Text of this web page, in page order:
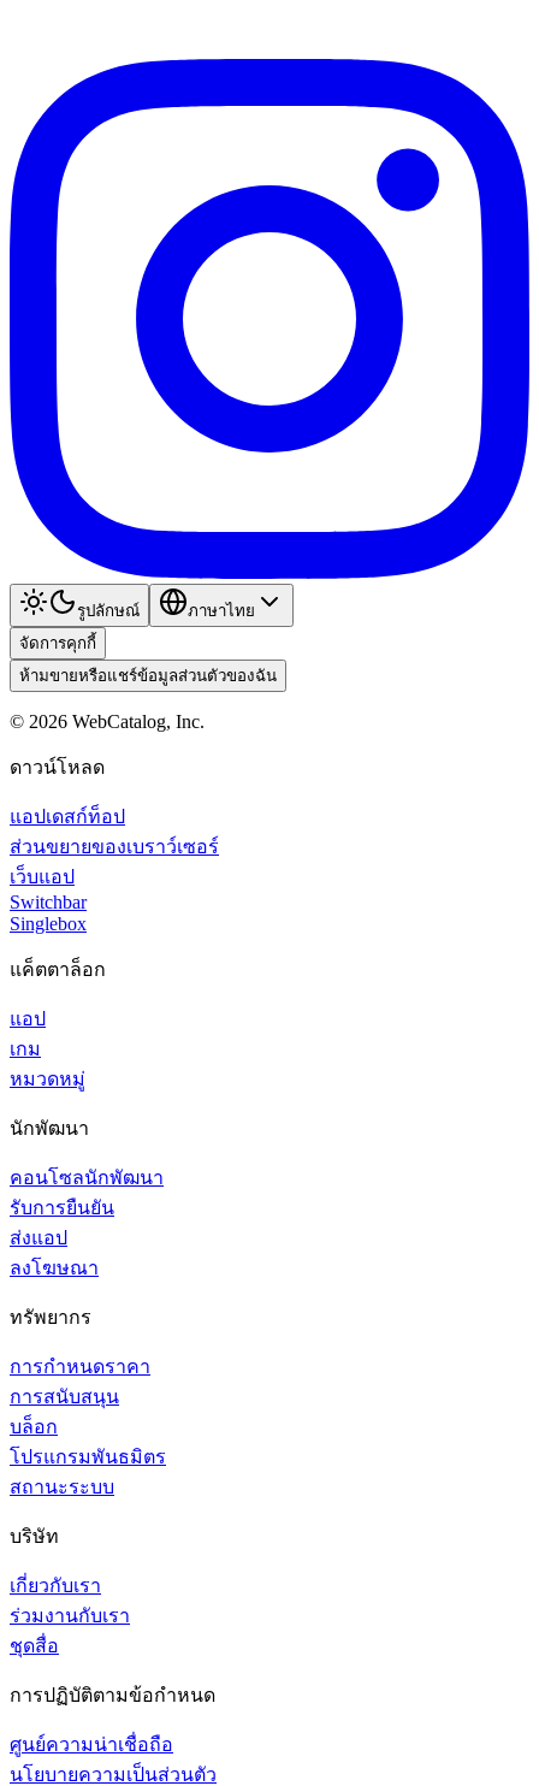
รูปลักษณ์
ภาษาไทย
จัดการคุกกี้
ห้ามขายหรือแชร์ข้อมูลส่วนตัวของฉัน
© 2026 WebCatalog, Inc.
ดาวน์โหลด
แอปเดสก์ท็อป
ส่วนขยายของเบราว์เซอร์
เว็บแอป
Switchbar
Singlebox
แค็ตตาล็อก
แอป
เกม
หมวดหมู่
นักพัฒนา
คอนโซลนักพัฒนา
รับการยืนยัน
ส่งแอป
ลงโฆษณา
ทรัพยากร
การกำหนดราคา
การสนับสนุน
บล็อก
โปรแกรมพันธมิตร
สถานะระบบ
บริษัท
เกี่ยวกับเรา
ร่วมงานกับเรา
ชุดสื่อ
การปฏิบัติตามข้อกำหนด
ศูนย์ความน่าเชื่อถือ
นโยบายความเป็นส่วนตัว